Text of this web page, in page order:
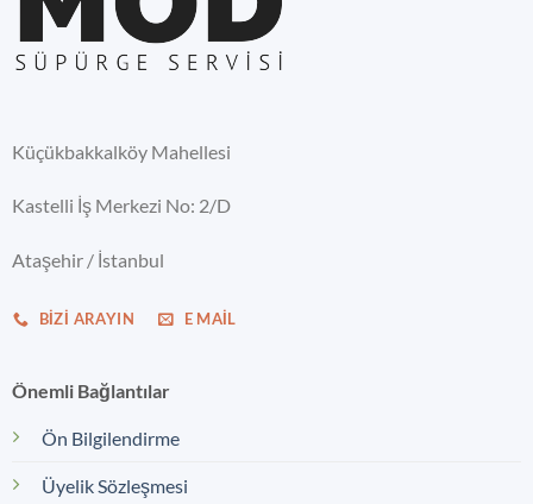
Küçükbakkalköy Mahellesi
Kastelli İş Merkezi No: 2/D
Ataşehir / İstanbul
BIZI ARAYIN E MAIL
Önemli Bağlantılar
Ön Bilgilendirme
Üyelik Sözleşmesi